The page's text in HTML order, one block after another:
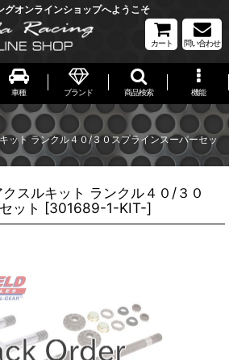
グオンラインショップへようこそ
カート 問い合わせ
車種 ブランド 商品検索 機能
ット ランクル４０/３０スプラインスーパーセッ
スルキット ランクル４０/３０
ット [301689-1-KIT-]